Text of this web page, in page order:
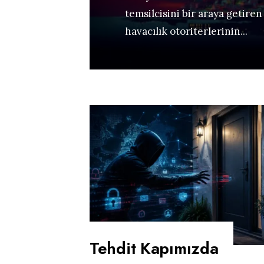
temsilcisini bir araya getiren
havacılık otoriterlerinin...
Tehdit Kapımızda